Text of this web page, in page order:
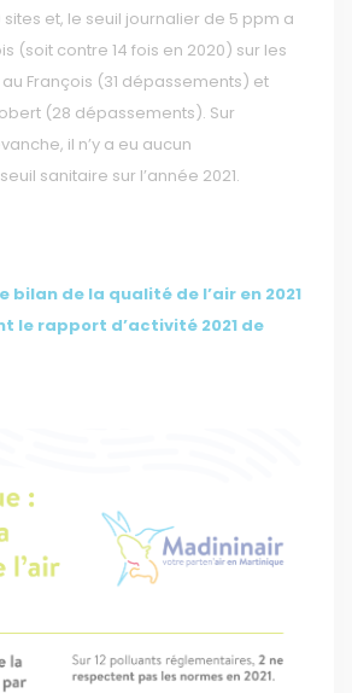
sites et, le seuil journalier de 5 ppm a
(soit contre 14 fois en 2020) sur les
au François (31 dépassements) et
(28 dépassements). Sur
il n’y a eu aucun
sanitaire sur l’année 2021.
bilan de la qualité de l’air en 2021
le rapport d’activité 2021 de